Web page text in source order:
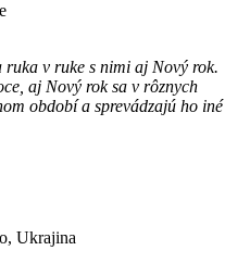
ruka v ruke s nimi aj Nový rok.
aj Nový rok sa v rôznych
období a sprevádzajú ho iné
Ukrajina